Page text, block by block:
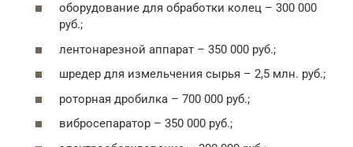
оборудование для обработки колец – 300 000
руб.;
лентонарезной аппарат – 350 000 руб.;
шредер для измельчения сырья – 2,5 млн. руб.;
роторная дробилка – 700 000 руб.;
вибросепаратор – 350 000 руб.;